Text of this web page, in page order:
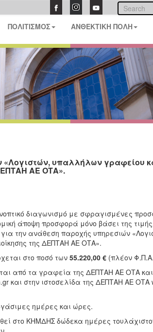
ΠΟΛΙΤΙΣΜΟΣ ΑΝΘΕΚΤΙΚΗ ΠΟΛΗ
υπαλλήλων γραφείου
ΑΕ ΟΤΑ».
διαγωνισμό με σφραγισμένες
άποψη προσφορά μόνο βάσει της
για την ανάθεση παροχής υπηρεσιών
της ΔΕΠΤΑΗ ΑΕ ΟΤΑ».
στο ποσό των 55.220,00 €(πλέον
από τα γραφεία της ΔΕΠΤΑΗ ΑΕ ΟΤΑ
και στην ιστοσελίδα της ΔΕΠΤΑΗ ΑΕ
ημέρες και ώρες.
στο ΚΗΜΔΗΣ δώδεκα ημέρες